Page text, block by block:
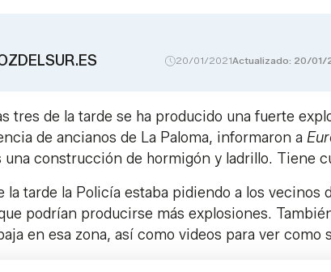
20/01/2021Actualizado: 20/01/
tres de la tarde se ha producido una fuerte
de ancianos de La Paloma, informaron a
construcción de hormigón y ladrillo. Tiene
la tarde la Policía estaba pidiendo a los vecinos
podrían producirse más explosiones.
en esa zona, así como videos para ver como